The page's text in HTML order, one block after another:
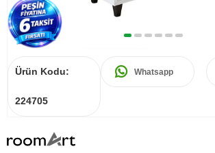
Ürün Kodu:
224705
Whatsapp